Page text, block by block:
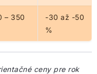
– 350
-30 až -50
%
ceny pre rok